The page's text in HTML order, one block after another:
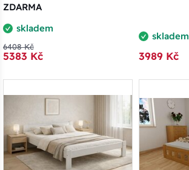
ZDARMA
skladem
6408 Kč
5383 Kč
skladem
3989 Kč